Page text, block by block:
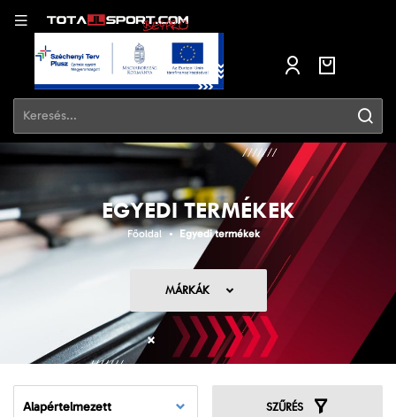
EGYEDI TERMÉKEK
Főoldal Egyedi termékek
MÁRKÁK
Alapértelmezett SZŰRÉS